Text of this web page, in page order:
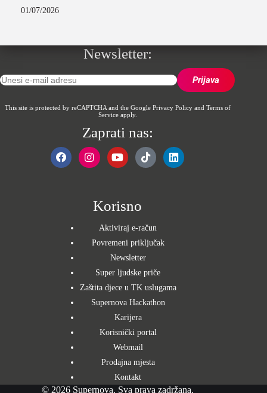
01/07/2026
Korisno
Aktiviraj e-račun
Povremeni priključak
Newsletter
Super ljudske priče
Zaštita djece u TK uslugama
Supernova Hackathon
Karijera
Korisnički portal
Webmail
Prodajna mjesta
Kontakt
Newsletter:
This site is protected by reCAPTCHA and the Google Privacy Policyand Terms of
Serviceapply.
Zaprati nas:
© 2026 Supernova. Sva prava zadržana.